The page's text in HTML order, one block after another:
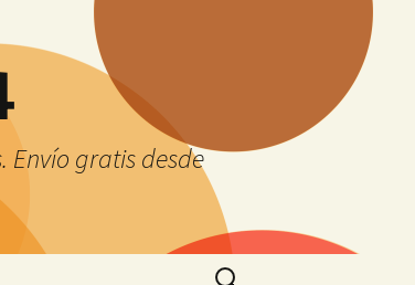
Envío gratis desde
Buscar: